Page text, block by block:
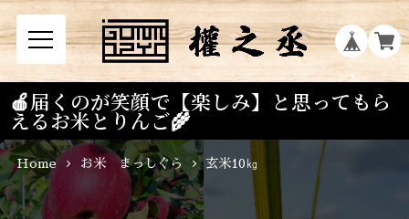
🍎届くのが笑顔で【楽しみ】と思ってもら
えるお米とりんご🌾
Home お米 まっしぐら 玄米10㎏